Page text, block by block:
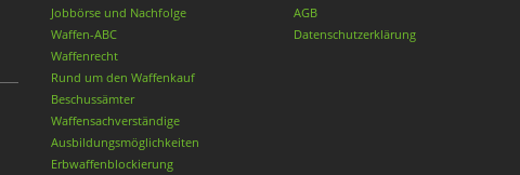
Jobbörse und Nachfolge
Waffen-ABC
Waffenrecht
Rund um den Waffenkauf
Beschussämter
Waffensachverständige
Ausbildungsmöglichkeiten
Erbwaffenblockierung
AGB
Datenschutzerklärung